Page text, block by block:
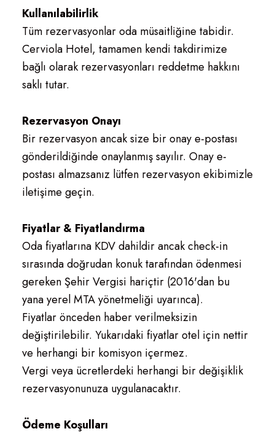
Kullanılabilirlik
Tüm rezervasyonlar oda müsaitliğine tabidir.
Cerviola Hotel, tamamen kendi takdirimize
bağlı olarak rezervasyonları reddetme hakkını
saklı tutar.
Rezervasyon Onayı
Bir rezervasyon ancak size bir onay e-postası
gönderildiğinde onaylanmış sayılır. Onay e-
postası almazsanız lütfen rezervasyon ekibimizle
iletişime geçin.
Fiyatlar & Fiyatlandırma
Oda fiyatlarına KDV dahildir ancak check-in
sırasında doğrudan konuk tarafından ödenmesi
gereken Şehir Vergisi hariçtir (2016'dan bu
yana yerel MTA yönetmeliği uyarınca).
Fiyatlar önceden haber verilmeksizin
değiştirilebilir. Yukarıdaki fiyatlar otel için nettir
ve herhangi bir komisyon içermez.
Vergi veya ücretlerdeki herhangi bir değişiklik
rezervasyonunuza uygulanacaktır.
Ödeme Koşulları